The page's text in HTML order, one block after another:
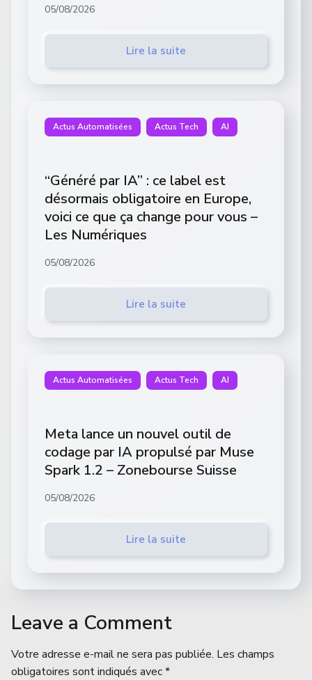
05/08/2026
Lire la suite
Actus Automatisées Actus Tech AI
“Généré par IA” : ce label est
désormais obligatoire en Europe,
voici ce que ça change pour vous –
Les Numériques
05/08/2026
Lire la suite
Actus Automatisées Actus Tech AI
Meta lance un nouvel outil de
codage par IA propulsé par Muse
Spark 1.2 – Zonebourse Suisse
05/08/2026
Lire la suite
Leave a Comment
Votre adresse e-mail ne sera pas publiée. Les champs
obligatoires sont indiqués avec*